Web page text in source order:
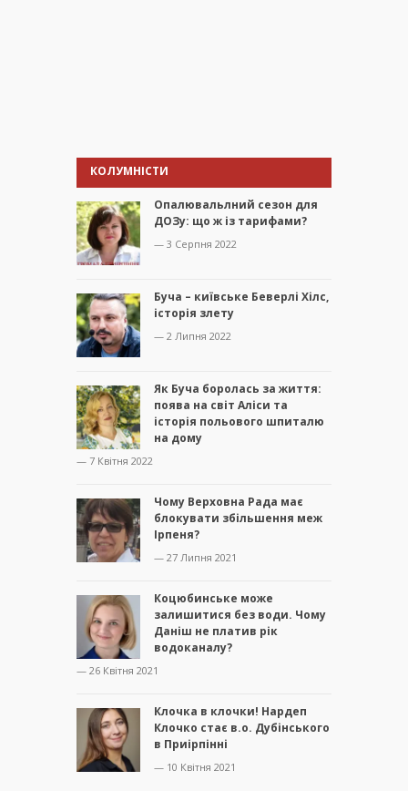
КОЛУМНІСТИ
Опалювальлний сезон для
ДОЗу: що ж із тарифами?
— 3 Серпня 2022
Буча – київське Беверлі Хілс,
історія злету
— 2 Липня 2022
Як Буча боролась за життя:
поява на світ Аліси та
історія польового шпиталю
на дому
— 7 Квітня 2022
Чому Верховна Рада має
блокувати збільшення меж
Ірпеня?
— 27 Липня 2021
Коцюбинське може
залишитися без води. Чому
Даніш не платив рік
водоканалу?
— 26 Квітня 2021
Клочка в клочки! Нардеп
Клочко стає в.о. Дубінського
в Приірпінні
— 10 Квітня 2021